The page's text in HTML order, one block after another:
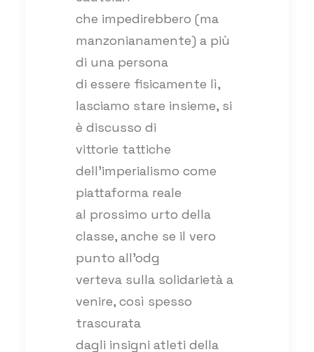
che impedirebbero (ma
manzonianamente) a più
di una persona
di essere fisicamente lì,
lasciamo stare insieme, si
è discusso di
vittorie tattiche
dell’imperialismo come
piattaforma reale
al prossimo urto della
classe, anche se il vero
punto all’odg
verteva sulla solidarietà a
venire, così spesso
trascurata
dagli insigni atleti della